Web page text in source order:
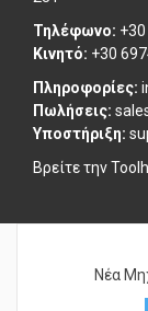
Τηλέφωνο:
Κινητό:
Πληροφορίες:
Πωλήσεις:
Υποστήριξη:
Βρείτε την
Νέα